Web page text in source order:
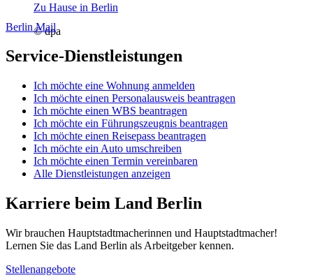
Zu Hause in Berlin
© dpa
Berlin Mail
Service-Dienstleistungen
Ich möchte eine Wohnung anmelden
Ich möchte einen Personalausweis beantragen
Ich möchte einen WBS beantragen
Ich möchte ein Führungszeugnis beantragen
Ich möchte einen Reisepass beantragen
Ich möchte ein Auto umschreiben
Ich möchte einen Termin vereinbaren
Alle Dienstleistungen anzeigen
Karriere beim Land Berlin
Wir brauchen Hauptstadtmacherinnen und Hauptstadtmacher!
Lernen Sie das Land Berlin als Arbeitgeber kennen.
Stellenangebote